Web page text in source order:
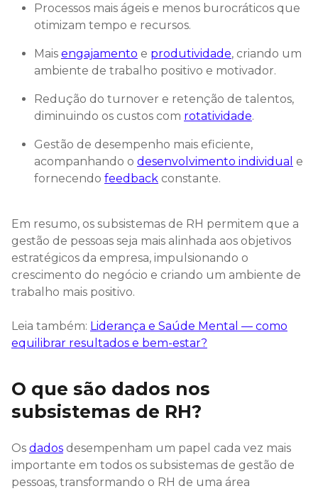
Processos mais ágeis e menos burocráticos que
otimizam tempo e recursos.
Mais engajamento e produtividade, criando um
ambiente de trabalho positivo e motivador.
Redução do turnover e retenção de talentos,
diminuindo os custos com rotatividade.
Gestão de desempenho mais eficiente,
acompanhando o desenvolvimento individual e
fornecendo feedback constante.
Em resumo, os subsistemas de RH permitem que a
gestão de pessoas seja mais alinhada aos objetivos
estratégicos da empresa, impulsionando o
crescimento do negócio e criando um ambiente de
trabalho mais positivo.
Leia também: Liderança e Saúde Mental — como
equilibrar resultados e bem-estar?
O que são dados nos
subsistemas de RH?
Os dados desempenham um papel cada vez mais
importante em todos os subsistemas de gestão de
pessoas, transformando o RH de uma área